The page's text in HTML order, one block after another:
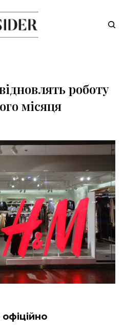
роботу
місяця